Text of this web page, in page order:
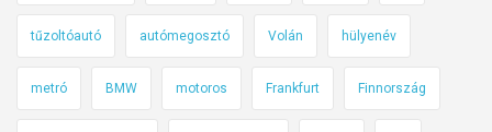
s
z
n
v
e
d
tűzoltóautó autómegosztó Volán hülyenév
metró BMW motoros Frankfurt Finnország